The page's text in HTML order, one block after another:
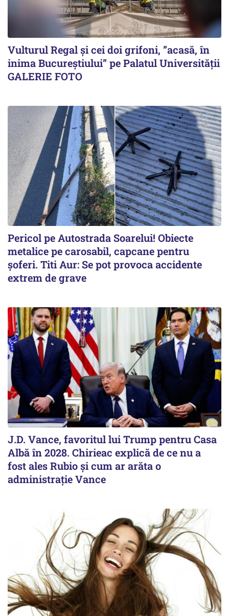
Vulturul Regal și cei doi grifoni, ”acasă, în
inima Bucureștiului” pe Palatul Universității
GALERIE FOTO
Pericol pe Autostrada Soarelui! Obiecte
metalice pe carosabil, capcane pentru
șoferi. Titi Aur: Se pot provoca accidente
extrem de grave
J.D. Vance, favoritul lui Trump pentru Casa
Albă în 2028. Chirieac explică de ce nu a
fost ales Rubio și cum ar arăta o
administrație Vance